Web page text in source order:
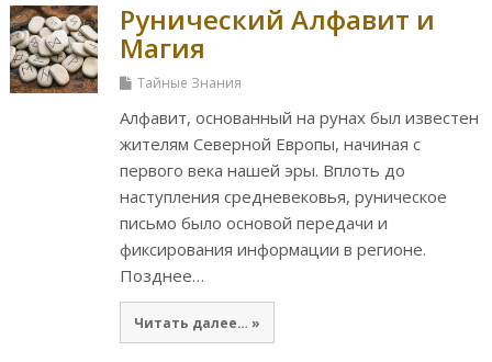
Рунический Алфавит и
Магия
Тайные Знания
Алфавит, основанный на рунах был известен
жителям Северной Европы, начиная с
первого века нашей эры. Вплоть до
наступления средневековья, руническое
письмо было основой передачи и
фиксирования информации в регионе.
Позднее…
Читать далее… »